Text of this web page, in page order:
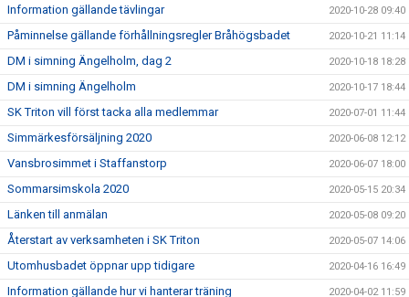
Information gällande tävlingar 2020-10-28 09:40
Påminnelse gällande förhållningsregler Bråhögsbadet 2020-10-21 11:14
DM i simning Ängelholm, dag 2 2020-10-18 18:28
DM i simning Ängelholm 2020-10-17 18:44
SK Triton vill först tacka alla medlemmar 2020-07-01 11:44
Simmärkesförsäljning 2020 2020-06-08 12:12
Vansbrosimmet i Staffanstorp 2020-06-07 18:00
Sommarsimskola 2020 2020-05-15 20:34
Länken till anmälan 2020-05-08 09:20
Återstart av verksamheten i SK Triton 2020-05-07 14:06
Utomhusbadet öppnar upp tidigare 2020-04-16 16:49
Information gällande hur vi hanterar träning 2020-04-02 11:59